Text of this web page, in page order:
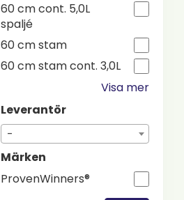
60 cm cont. 5,0L
spaljé
60 cm stam
60 cm stam cont. 3,0L
Visa mer
Leverantör
-
Märken
ProvenWinners®